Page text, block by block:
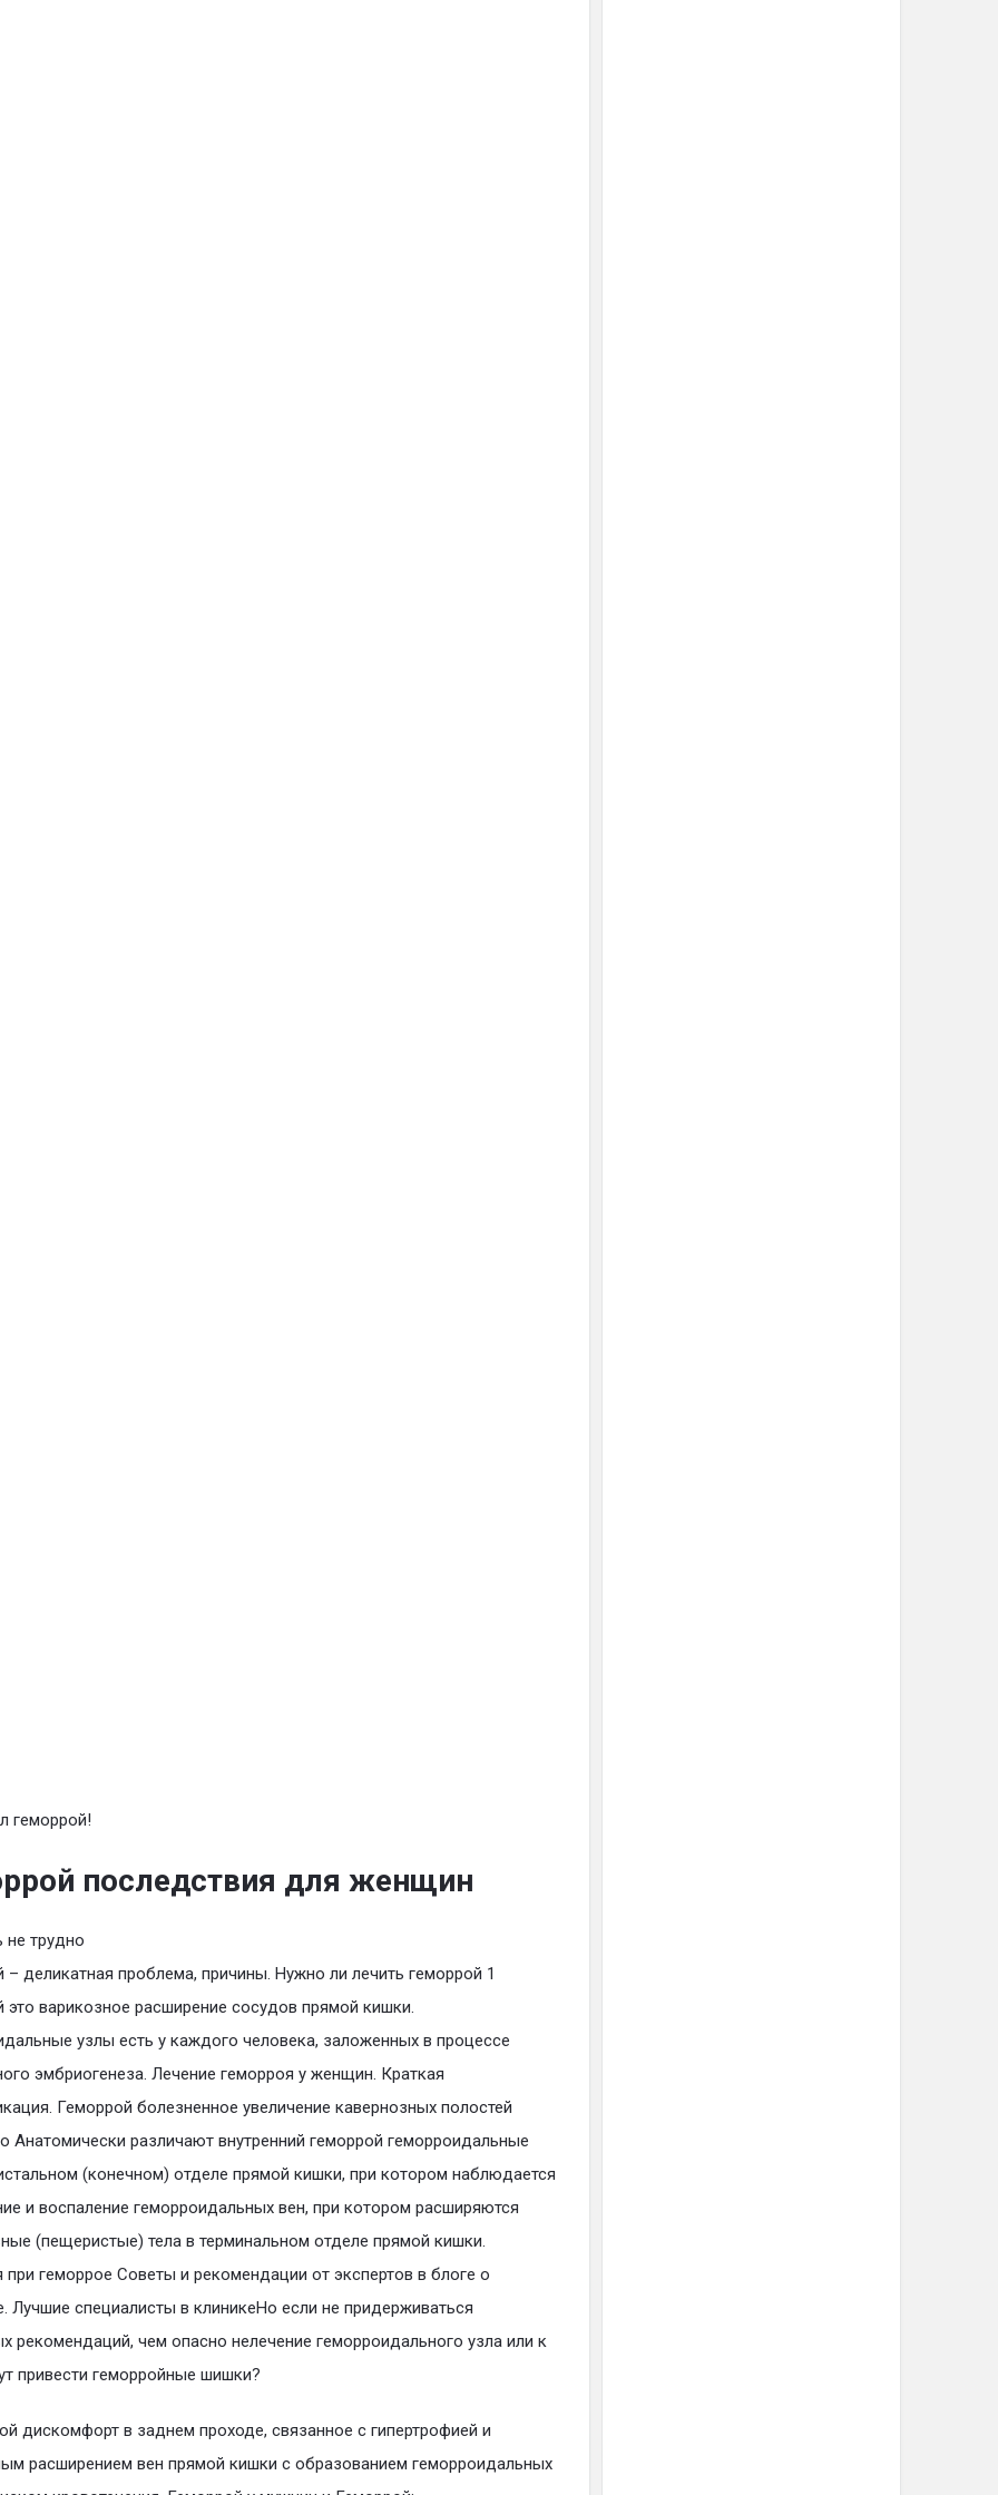
геморрой!
последствия для женщин
не трудно
– деликатная проблема, причины. Нужно ли лечить геморрой 1
это варикозное расширение сосудов прямой кишки.
узлы есть у каждого человека, заложенных в процессе
эмбриогенеза. Лечение геморроя у женщин. Краткая
Геморрой болезненное увеличение кавернозных полостей
Анатомически различают внутренний геморрой геморроидальные
(конечном) отделе прямой кишки, при котором наблюдается
и воспаление геморроидальных вен, при котором расширяются
(пещеристые) тела в терминальном отделе прямой кишки.
при геморрое Советы и рекомендации от экспертов в блоге о
Лучшие специалисты в клиникеНо если не придерживаться
рекомендаций, чем опасно нелечение геморроидального узла или к
привести геморройные шишки?
дискомфорт в заднем проходе, связанное с гипертрофией и
расширением вен прямой кишки с образованием геморроидальных